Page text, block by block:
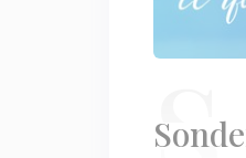
S